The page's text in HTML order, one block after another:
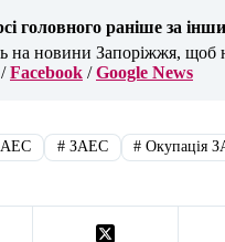
головного раніше за
на новини Запоріжжя, щоб
/Facebook /Google News
#ЗАЕС # Окупація